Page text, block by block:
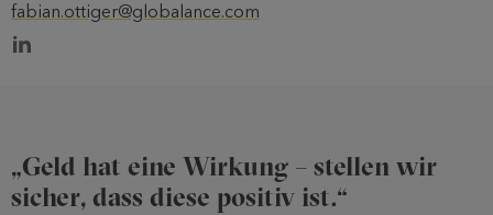
fabian.ottiger@globalance.com
„Geld hat eine Wirkung – stellen wir
sicher, dass diese positiv ist.“